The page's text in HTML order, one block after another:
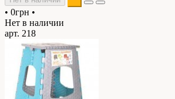
• 0грн •
Нет в наличии
арт. 218